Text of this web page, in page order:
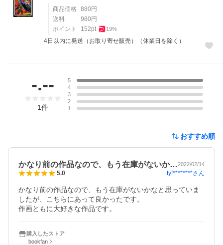
商品価格 880円
送料
980円
ポイント
152pt 19%
4日以内に発送（お取り寄せ販売）（休業日を除く）
-.--
1件
5
4
3
2
1
おすすめ順
かなり前の作品なので、もう在庫がないか…2022/02/14
5.0 tyf********さん
かなり前の作品なので、もう在庫がないかなと思っていま
したが、こちらにあって良かったです。
作画ともに大好きな作品です。
購入したストア
bookfan